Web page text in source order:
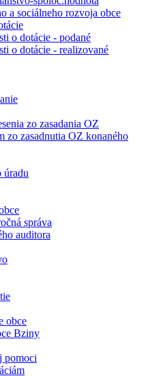
a sociálneho rozvoja obce
o dotácie - podané
o dotácie - realizované
zo zasadania OZ
zo zasadnutia OZ konaného
úradu
správa
auditora
obce
Bziny
pomoci